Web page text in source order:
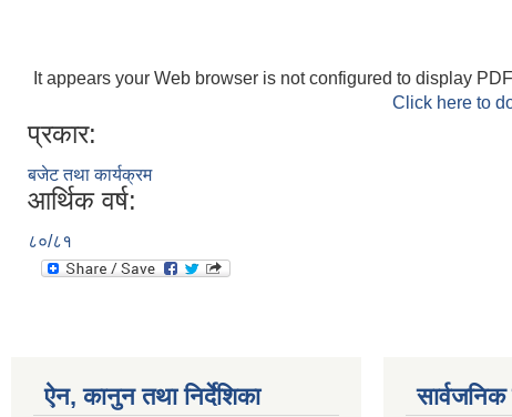
It appears your Web browser is not configured to display
Click here to
प्रकार:
बजेट तथा कार्यक्रम
आर्थिक वर्ष:
८०/८१
ऐन, कानुन तथा निर्देशिका